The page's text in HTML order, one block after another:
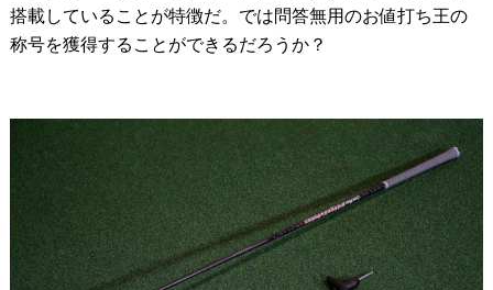
搭載していることが特徴だ。では問答無用のお値打ち王の
称号を獲得することができるだろうか？
Our Team 私たちのチーム